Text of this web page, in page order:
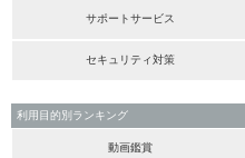
サポートサービス
セキュリティ対策
利用目的別ランキング
動画鑑賞